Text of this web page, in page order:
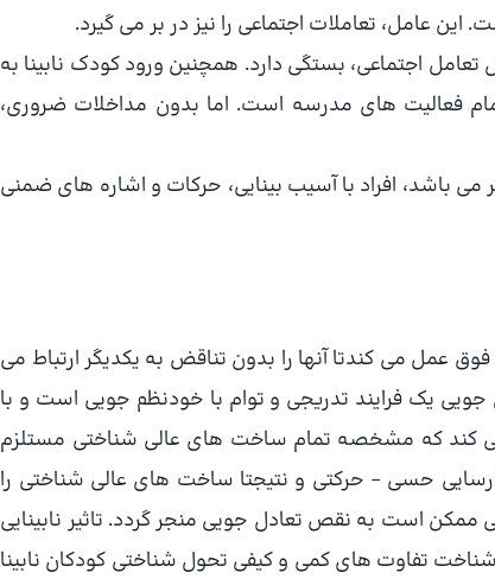
عامل، تعاملات اجتماعی را نیز در بر می گیرد.
اجتماعی، بستگی دارد. همچنین ورود کودک نابینا به
فعالیت های مدرسه است. اما بدون مداخلات ضروری،
می باشد، افراد با آسیب بینایی، حرکات و اشاره های ضمنی
عمل می کندتا آنها را بدون تناقض به یکدیگر ارتباط می
یک فرایند تدریجی و توام با خودنظم جویی است و با
کند که مشخصه تمام ساخت های عالی شناختی مستلزم
حسی – حرکتی و نتیجتا ساخت های عالی شناختی را
ممکن است به نقص تعادل جویی منجر گردد. تاثیر نابینایی
تفاوت های کمی و کیفی تحول شناختی کودکان نابینا